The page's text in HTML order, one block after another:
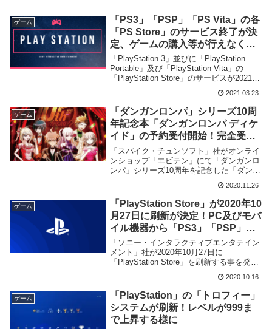
ゲーム
「PS3」「PSP」「PS Vita」の各
「PS Store」のサービス終了が決
定、ゲームの購入等が行えなくな
る
「PlayStation 3」並びに「PlayStation
Portable」及び「PlayStation Vita」の
「PlayStation Store」のサービスが2021年
行なえなくなる事を海外メディア「The
Gamer」が明らかに致しました。
2021.03.23
ゲーム
「ダンガンロンパ」シリーズ10周
年記念本「ダンガンロンパ ディケ
イド」の予約受付開始！完全受注
生産で18,700円。受付締切は2021
年2月まで
「スパイク・チュンソフト」社がオンライ
ンショップ「エビテン」にて「ダンガンロ
ンパ」シリーズ10周年を記念した「ダンガ
ロンパ ディケイド」の発売を発表、その
予約受付を開始致しました。
2020.11.26
ゲーム
「PlayStation Store」が2020年10
月27日に刷新が決定！PC及びモバ
イル機器から「PS3」「PSP」
「PS Vita」の商品が購入不可能に
「ソニー・インタラクティブエンタテイン
メント」社が2020年10月27日に
「PlayStation Store」を刷新する事を発
表、「PlayStation 3」並びに「PlayStation
Portable」及び「PlayStation Vita」の商品
をパソコン及びモバイル機器から購入が出
来なくなる事が明らかとなりました。
2020.10.16
ゲーム
「PlayStation」の「トロフィー」
システムが刷新！レベルが999ま
で上昇する様に